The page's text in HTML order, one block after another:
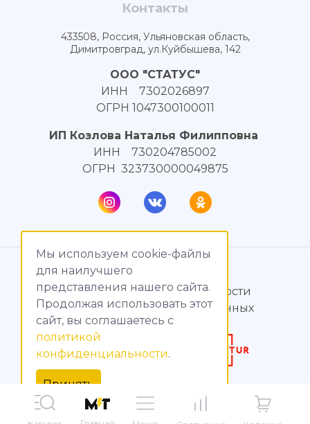
Мы используем cookie-файлы
для наилучшего
представления нашего сайта.
Продолжая использовать этот
сайт, вы соглашаетесь c
политикой
конфиденциальности.
Принять
Контакты
433508, Россия, Ульяновская область,
Димитровград, ул.Куйбышева, 142
ООО "СТАТУС"
ИНН 7302026897
ОГРН 1047300100011
ИП Козлова Наталья Филипповна
ИНН 730204785002
ОГРН 323730000049875
© МагияТока, 2015 – 2026
Политика конфиденциальности
Обработка персональных данных
Создание сайтов
Продвижение сайтов